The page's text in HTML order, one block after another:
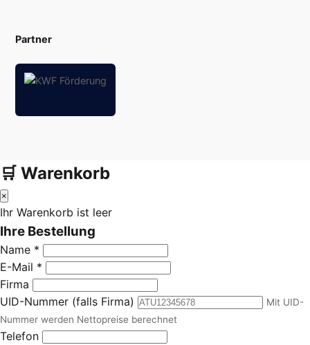
Partner
🛒 Warenkorb
×
Ihr Warenkorb ist leer
Ihre Bestellung
Name *
E-Mail *
Firma
UID-Nummer (falls Firma)
Mit UID-
Nummer werden Nettopreise berechnet
Telefon